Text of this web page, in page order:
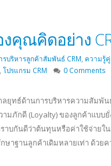
คุณคิดอย่าง
รบริหารลูกค้าสัมพันธ์ CRM ความรู้
โปรแกรม CRM 0 Comments
ลยุทธ์ด้านการบริหารความสัมพั
มภักดี (Loyalty) ของลูกค้าแบบ
ทราบกันดีว่าต้นทุนหรือค่าใช้จ่าย
ษาฐานลูกค้าเดิมหลายเท่า ด้วย